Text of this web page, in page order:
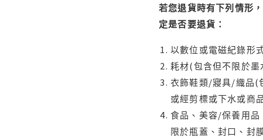
若您退貨時有下列情形
定是否要退貨：
以數位或電磁紀錄形
耗材(包含但不限於
衣飾鞋類/寢具/織品(
或經剪標或下水或商
食品、美容/保養用品
限於瓶蓋、封口、封